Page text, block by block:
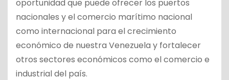
oportunidad que puede ofrecer los puertos
nacionales y el comercio marítimo nacional
como internacional para el crecimiento
económico de nuestra Venezuela y fortalecer
otros sectores económicos como el comercio e
industrial del país.